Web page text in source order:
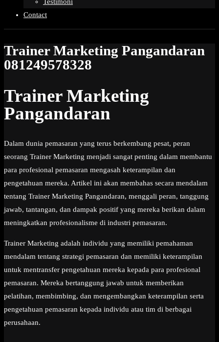
Contact
Trainer Marketing Pangandaran
081249578328
Trainer Marketing
Pangandaran
Dalam dunia pemasaran yang terus berkembang pesat, peran
seorang Trainer Marketing menjadi sangat penting dalam membantu
para profesional pemasaran mengasah keterampilan dan
pengetahuan mereka. Artikel ini akan membahas secara mendalam
tentang Trainer Marketing Pangandaran, menggali peran, tanggung
jawab, tantangan, dan dampak positif yang mereka berikan dalam
meningkatkan profesionalisme di industri pemasaran.
Trainer Marketing adalah individu yang memiliki pemahaman
mendalam tentang strategi pemasaran dan memiliki keterampilan
untuk mentransfer pengetahuan mereka kepada para profesional
pemasaran. Mereka bertanggung jawab untuk memberikan
pelatihan, membimbing, dan mengembangkan keterampilan serta
pengetahuan pemasaran kepada individu atau tim di berbagai
perusahaan.